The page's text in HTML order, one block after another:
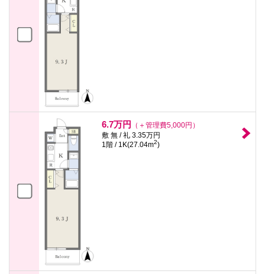
6.7万円
（＋管理費5,000円）
敷 無 / 礼 3.35万円
1階 / 1K(27.04m2)